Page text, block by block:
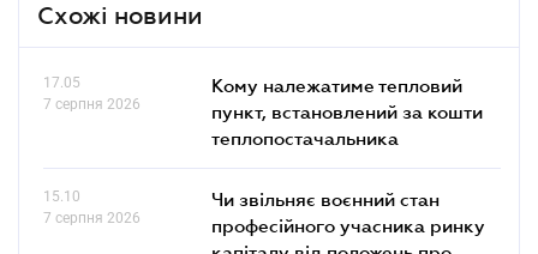
Схожі новини
17.05
7 серпня 2026
Кому належатиме тепловий
пункт, встановлений за кошти
теплопостачальника
15.10
7 серпня 2026
Чи звільняє воєнний стан
професійного учасника ринку